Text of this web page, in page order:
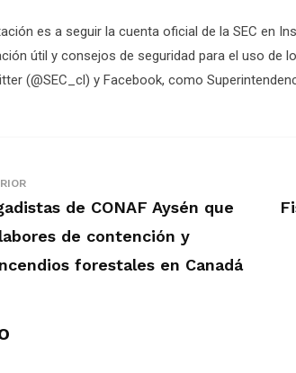
es a seguir la cuenta oficial de la SEC en
útil y consejos de seguridad para el uso de
(@SEC_cl) y Facebook, como
de CONAF Aysén que
de contención y
forestales en Canadá